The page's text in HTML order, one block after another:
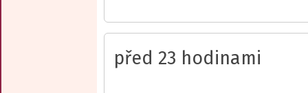
před 23 hodinami